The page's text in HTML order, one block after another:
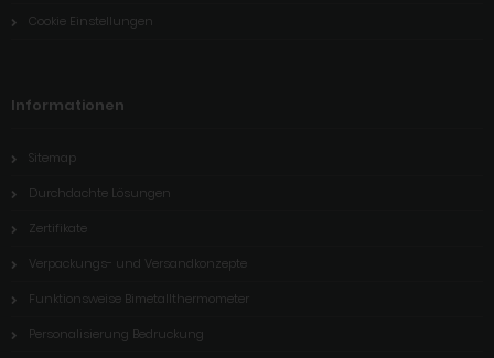
Cookie Einstellungen
Informationen
Sitemap
Durchdachte Lösungen
Zertifikate
Verpackungs- und Versandkonzepte
Funktionsweise Bimetallthermometer
Personalisierung Bedruckung